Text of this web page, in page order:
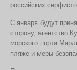
российских
С января будут
сторону, агентство
морского порта
пляже и меры